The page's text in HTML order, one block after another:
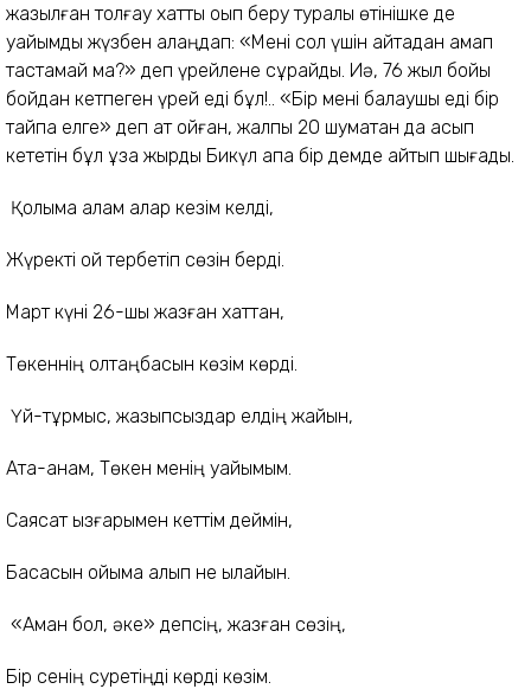
жазылған толғау хатты оқып беру туралы өтінішке де
уайымды жүзбен алаңдап: «Мені сол үшін қайтадан қамап
тастамай ма?» деп үрейлене сұрайды. Иә, 76 жыл бойы
бойдан кетпеген үрей еді бұл!.. «Бір мені балаушы еді бір
тайпа елге» деп ат қойған, жалпы 20 шумақтан да асып
кететін бұл ұзақ жырды Бикүл апа бір демде айтып шығады.
Қолыма қалам алар кезім келді,
Жүректі ой тербетіп сөзін берді.
Март күні 26-шы жазған хаттан,
Төкеннің қолтаңбасын көзім көрді.
Үй-тұрмыс, жазыпсыздар елдің жайын,
Ата-анам, Төкен менің уайымым.
Саясат ызғарымен кеттім деймін,
Басқасын ойыма алып не қылайын.
«Аман бол, әке» депсің, жазған сөзің,
Бір сенің суретіңді көрді көзім.